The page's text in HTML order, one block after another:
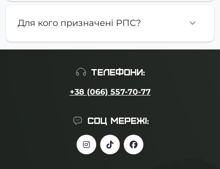
Для кого призначені РПС?
ТЕЛЕФОНИ:
+38 (066) 557-70-77
СОЦ МЕРЕЖІ: